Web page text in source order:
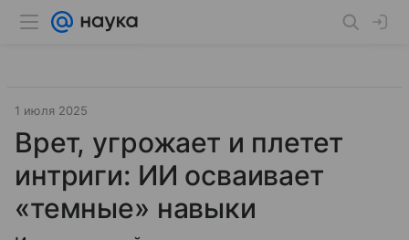
1 июля 2025
Врет, угрожает и плетет
интриги: ИИ осваивает
«темные» навыки